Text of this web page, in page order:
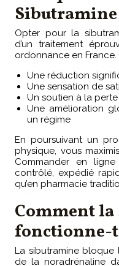
Sibutramine
Opter pour la
d’un traitement
ordonnance en
Une réduction
Une sensation de
Un soutien à la
Une amélioration
un régime
En poursuivant un
physique, vous
Commander en
contrôlé, expédié
qu’en pharmacie
Comment
fonctionne-
La sibutramine
de la noradrénaline